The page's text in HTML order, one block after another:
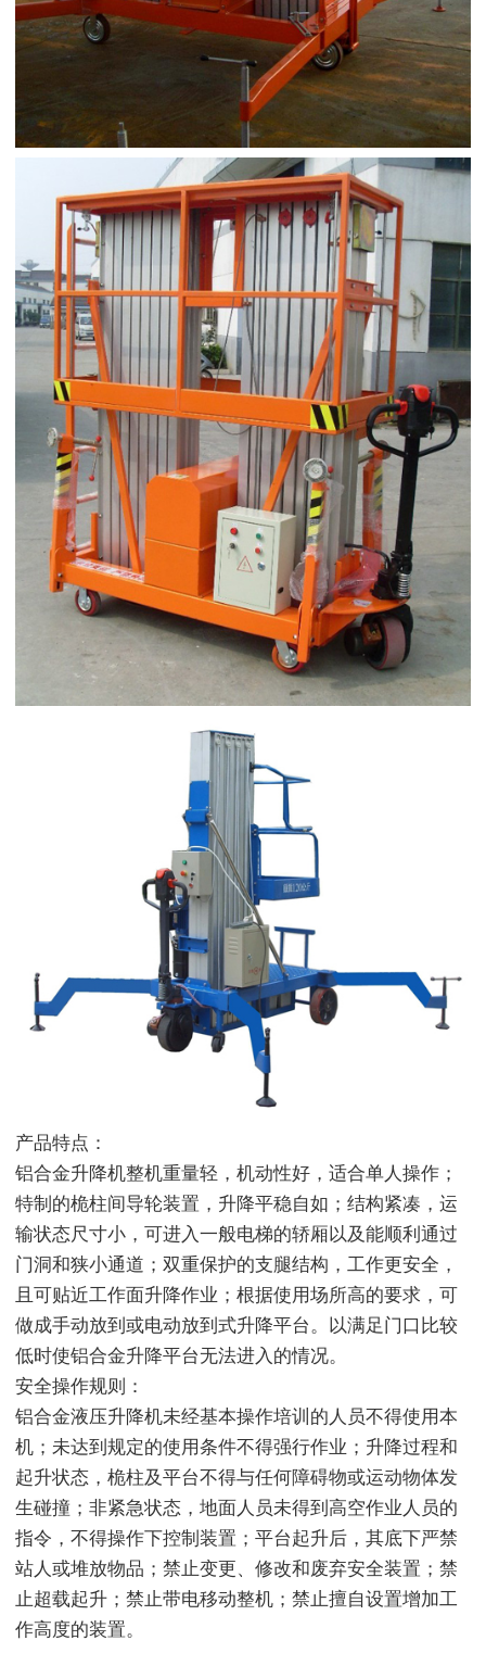
产品特点：
铝合金升降机整机重量轻，机动性好，适合单人操作；
特制的桅柱间导轮装置，升降平稳自如；结构紧凑，运
输状态尺寸小，可进入一般电梯的轿厢以及能顺利通过
门洞和狭小通道；双重保护的支腿结构，工作更安全，
且可贴近工作面升降作业；根据使用场所高的要求，可
做成手动放到或电动放到式升降平台。以满足门口比较
低时使铝合金升降平台无法进入的情况。
安全操作规则：
铝合金液压升降机未经基本操作培训的人员不得使用本
机；未达到规定的使用条件不得强行作业；升降过程和
起升状态，桅柱及平台不得与任何障碍物或运动物体发
生碰撞；非紧急状态，地面人员未得到高空作业人员的
指令，不得操作下控制装置；平台起升后，其底下严禁
站人或堆放物品；禁止变更、修改和废弃安全装置；禁
止超载起升；禁止带电移动整机；禁止擅自设置增加工
作高度的装置。